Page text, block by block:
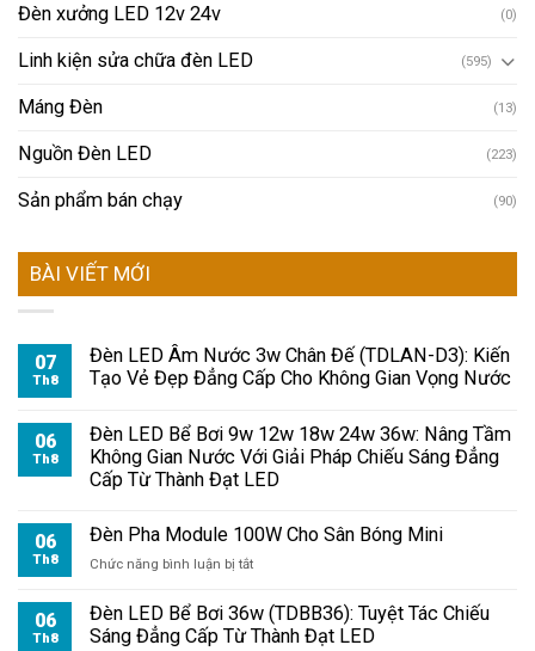
Đèn xưởng LED 12v 24v (0)
Linh kiện sửa chữa đèn LED (595)
Máng Đèn (13)
Nguồn Đèn LED (223)
Sản phẩm bán chạy (90)
BÀI VIẾT MỚI
07
Th8
Đèn LED Âm Nước 3w Chân Đế (TDLAN-D3): Kiến
Tạo Vẻ Đẹp Đẳng Cấp Cho Không Gian Vọng Nước
06
Th8
Đèn LED Bể Bơi 9w 12w 18w 24w 36w: Nâng Tầm
Không Gian Nước Với Giải Pháp Chiếu Sáng Đẳng
Cấp Từ Thành Đạt LED
06
Th8
Đèn Pha Module 100W Cho Sân Bóng Mini
Chức năng bình luận bị tắtở
Pha
Module
06
Th8
Đèn LED Bể Bơi 36w (TDBB36): Tuyệt Tác Chiếu
Sáng Đẳng Cấp Từ Thành Đạt LED